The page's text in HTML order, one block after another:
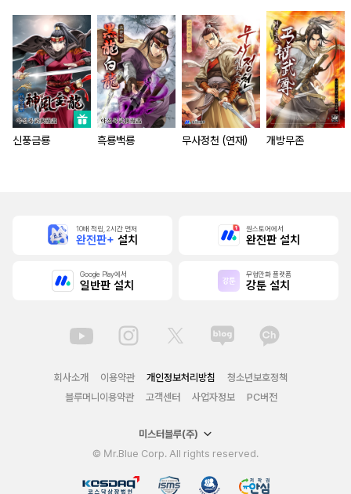
신풍금룡 흑룡백룡 무사정천 (연재) 개방무존
10배 적립, 2시간 먼저
완전판+ 설치
원스토어에서
완전판 설치
Google Play에서
일반판 설치
무협만화 플랫폼
강툰 설치
회사소개 이용약관 개인정보처리방침
청소년보호정책
블루머니이용약관
고객센터 사업자정보 PC버전
미스터블루(주)
© Mr.Blue Corp. All rights reserved.